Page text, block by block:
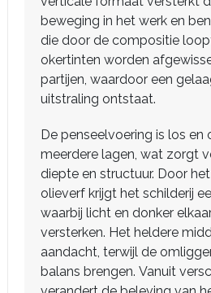
beweging in het werk en
die door de compositie
okertinten worden
partijen, waardoor een
uitstraling ontstaat.
De penseelvoering is los en
meerdere lagen, wat zorgt
diepte en structuur. Door
olieverf krijgt het schilderij
waarbij licht en donker
versterken. Het heldere
aandacht, terwijl de
balans brengen. Vanuit